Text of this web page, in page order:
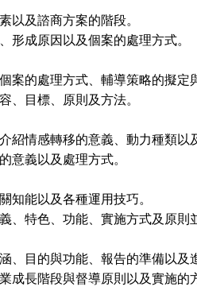
以及諮商方案的階段。
形成原因以及個案的處理方式。
案的處理方式、輔導策略的擬定
、目標、原則及方法。
介紹情感轉移的意義、動力種類以
意義以及處理方式。
知能以及各種運用技巧。
、特色、功能、實施方式及原則
、目的與功能、報告的準備以及
成長階段與督導原則以及實施的